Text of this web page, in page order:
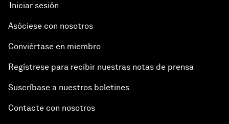
Iniciar sesión
Asóciese con nosotros
Conviértase en miembro
Regístrese para recibir nuestras notas de prensa
Suscríbase a nuestros boletines
Contacte con nosotros